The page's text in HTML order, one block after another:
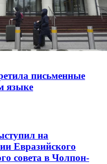
письменные
языке
на
Евразийского
совета в Чолпон-